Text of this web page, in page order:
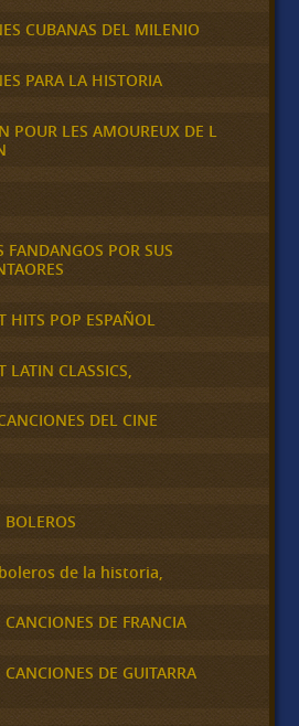
CUBANAS DEL MILENIO
PARA LA HISTORIA
POUR LES AMOUREUX DE L
FANDANGOS POR SUS
HITS POP ESPAÑOL
LATIN CLASSICS,
DEL CINE
BOLEROS
de la historia,
CANCIONES DE FRANCIA
CANCIONES DE GUITARRA